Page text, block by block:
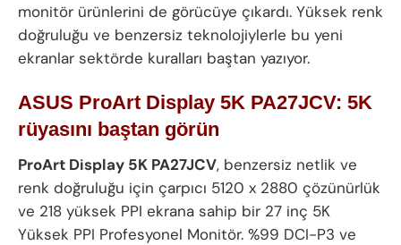
monitör ürünlerini de görücüye çıkardı. Yüksek renk
doğruluğu ve benzersiz teknolojiylerle bu yeni
ekranlar sektörde kuralları baştan yazıyor.
ASUS ProArt Display 5K PA27JCV: 5K
rüyasını baştan görün
ProArt Display 5K PA27JCV, benzersiz netlik ve
renk doğruluğu için çarpıcı 5120 x 2880 çözünürlük
ve 218 yüksek PPI ekrana sahip bir 27 inç 5K
Yüksek PPI Profesyonel Monitör. %99 DCI-P3 ve